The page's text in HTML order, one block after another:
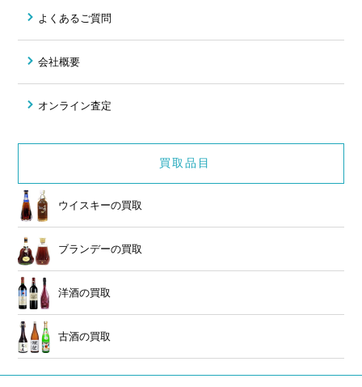
よくあるご質問
会社概要
オンライン査定
買取品目
ウイスキーの買取
ブランデーの買取
洋酒の買取
古酒の買取